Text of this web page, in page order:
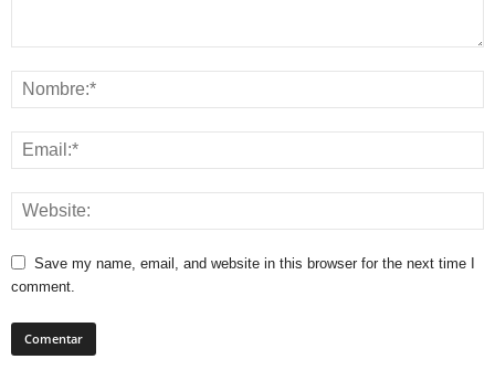
Save my name, email, and website in this browser for the next time I
comment.